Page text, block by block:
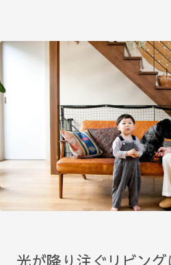
光が降り注ぐリビン